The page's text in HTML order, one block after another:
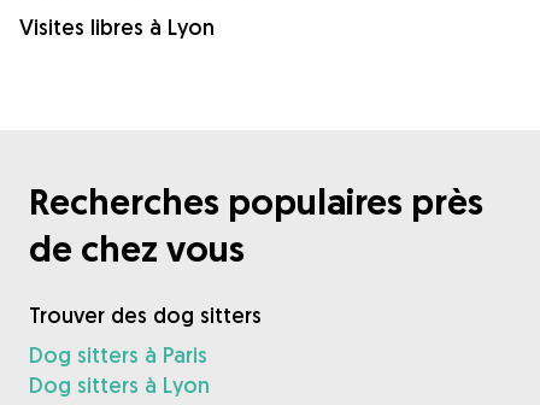
Visites libres à Lyon
Recherches populaires près
de chez vous
Trouver des dog sitters
Dog sitters à Paris
Dog sitters à Lyon